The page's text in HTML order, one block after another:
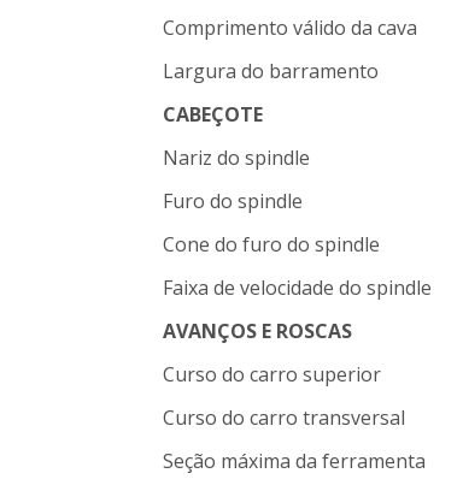
Comprimento válido da cava
Largura do barramento
CABEÇOTE
Nariz do spindle
Furo do spindle
Cone do furo do spindle
Faixa de velocidade do spindle
AVANÇOS E ROSCAS
Curso do carro superior
Curso do carro transversal
Seção máxima da ferramenta